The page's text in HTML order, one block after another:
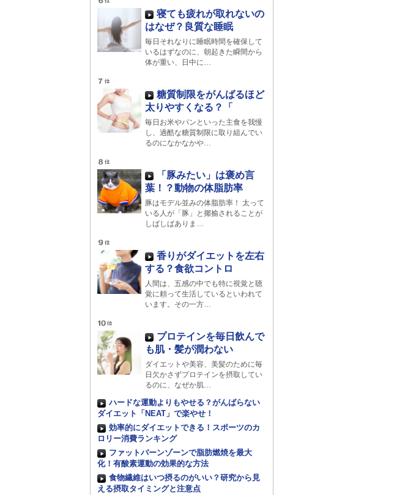
寝ても疲れが取れないの
はなぜ？良質な睡眠
毎日それなりに睡眠時間を確保して
いるはずなのに、朝起きた瞬間から
体が重い、日中に…
糖質制限をがんばるほど
太りやすくなる？「
毎日お米やパンといった主食を我慢
し、過酷な糖質制限に取り組んでい
るのになかなかや…
「豚みたい」は褒め言
葉！？動物の体脂肪率
豚はモデル並みの体脂肪率！ 太って
いる人が「豚」と揶揄されることが
しばしばありま…
香りがダイエットを左右
する？食欲コントロ
人間は、五感の中でも特に視覚と聴
覚に頼って生活しているといわれて
います。その一方…
プロテインを毎日飲んで
も肌・髪が潤わない
ダイエットや美容、美髪のために毎
日欠かさずプロテインを摂取してい
るのに、なぜか肌…
ハードな運動よりもやせる？がんばらない
ダイエット「NEAT」で楽やせ！
効率的にダイエットできる！スポーツのカ
ロリー消費ランキング
ファットバーンゾーンで脂肪燃焼を最大
化！有酸素運動の効果的な方法
食物繊維はいつ摂るのがいい？研究から見
える摂取タイミングと注意点